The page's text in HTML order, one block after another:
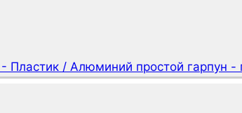
Пластик / Алюминий простой гарпун